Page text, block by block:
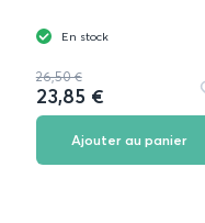
En stock
26,50 €
23,85 €
Ajouter au panier